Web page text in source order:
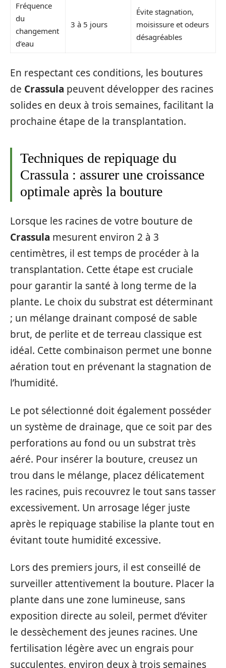
Fréquence
du
changement
d’eau
3 à 5 jours
Évite stagnation,
moisissure et odeurs
désagréables
En respectant ces conditions, les boutures
de Crassula peuvent développer des racines
solides en deux à trois semaines, facilitant la
prochaine étape de la transplantation.
Techniques de repiquage du
Crassula : assurer une croissance
optimale après la bouture
Lorsque les racines de votre bouture de
Crassula mesurent environ 2 à 3
centimètres, il est temps de procéder à la
transplantation. Cette étape est cruciale
pour garantir la santé à long terme de la
plante. Le choix du substrat est déterminant
; un mélange drainant composé de sable
brut, de perlite et de terreau classique est
idéal. Cette combinaison permet une bonne
aération tout en prévenant la stagnation de
l’humidité.
Le pot sélectionné doit également posséder
un système de drainage, que ce soit par des
perforations au fond ou un substrat très
aéré. Pour insérer la bouture, creusez un
trou dans le mélange, placez délicatement
les racines, puis recouvrez le tout sans tasser
excessivement. Un arrosage léger juste
après le repiquage stabilise la plante tout en
évitant toute humidité excessive.
Lors des premiers jours, il est conseillé de
surveiller attentivement la bouture. Placer la
plante dans une zone lumineuse, sans
exposition directe au soleil, permet d’éviter
le dessèchement des jeunes racines. Une
fertilisation légère avec un engrais pour
succulentes, environ deux à trois semaines